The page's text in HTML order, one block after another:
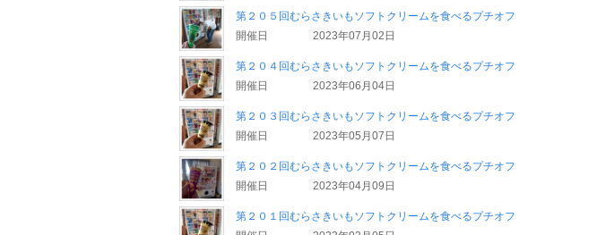
第２０５回むらさきいもソフトクリームを食べるプチオフ
開催日
2023年07月02日
第２０４回むらさきいもソフトクリームを食べるプチオフ
開催日
2023年06月04日
第２０３回むらさきいもソフトクリームを食べるプチオフ
開催日
2023年05月07日
第２０２回むらさきいもソフトクリームを食べるプチオフ
開催日
2023年04月09日
第２０１回むらさきいもソフトクリームを食べるプチオフ